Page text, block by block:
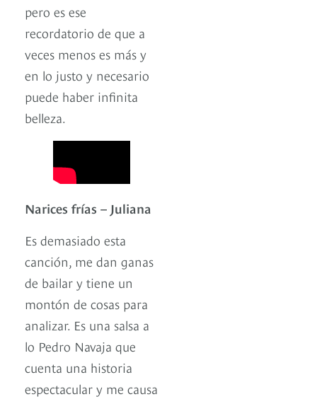
pero es ese
recordatorio de que a
veces menos es más y
en lo justo y necesario
puede haber infinita
belleza.
Narices frías – Juliana
Es demasiado esta
canción, me dan ganas
de bailar y tiene un
montón de cosas para
analizar. Es una salsa a
lo Pedro Navaja que
cuenta una historia
espectacular y me causa